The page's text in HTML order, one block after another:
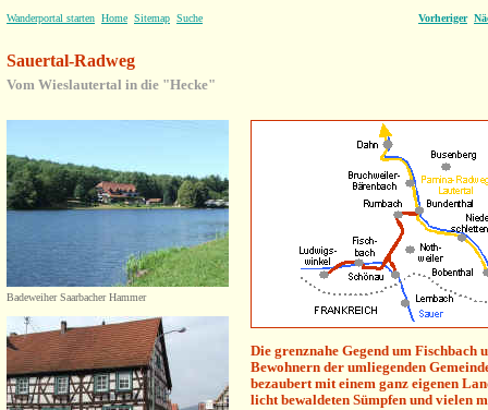
Wanderportal starten Home Sitemap Suche Vorheriger
Sauertal-Radweg
Vom Wieslautertal in die "Hecke"
Badeweiher Saarbacher Hammer
Die grenznahe Gegend um Fischbach
Bewohnern der umliegenden
bezaubert mit einem ganz eigenen
licht bewaldeten Sümpfen und vielen